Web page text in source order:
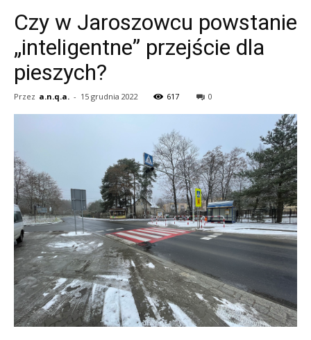
Czy w Jaroszowcu powstanie
„inteligentne” przejście dla
pieszych?
Przez a.n.q.a. - 15 grudnia 2022 617 0